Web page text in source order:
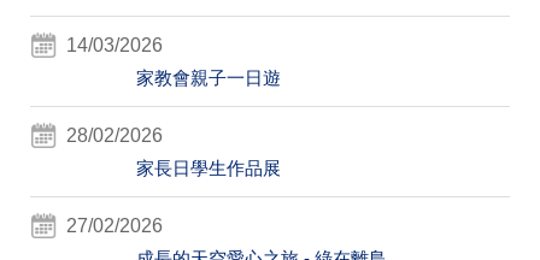
14/03/2026
家教會親子一日遊
28/02/2026
家長日學生作品展
27/02/2026